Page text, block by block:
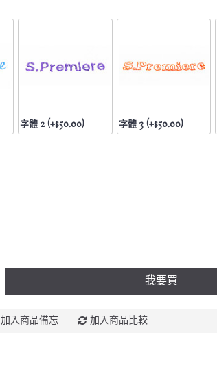
字體 2 (+$50.00) 字體 3 (+$50.00)
我要買
加入商品備忘 加入商品比較